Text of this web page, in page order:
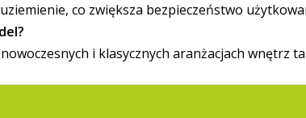
co zwiększa bezpieczeństwo
i klasycznych aranżacjach wnętrz